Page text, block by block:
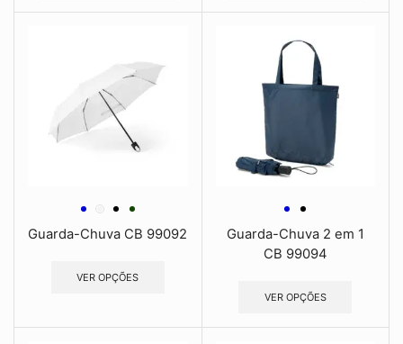
Guarda-Chuva CB 99092
VER OPÇÕES
Guarda-Chuva 2 em 1
CB 99094
VER OPÇÕES